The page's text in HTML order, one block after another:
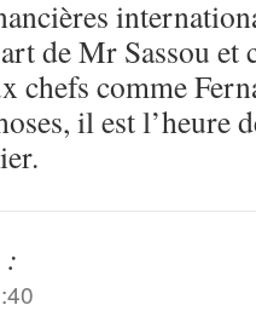
de Mr Sassou et
chefs comme
il est l’heure